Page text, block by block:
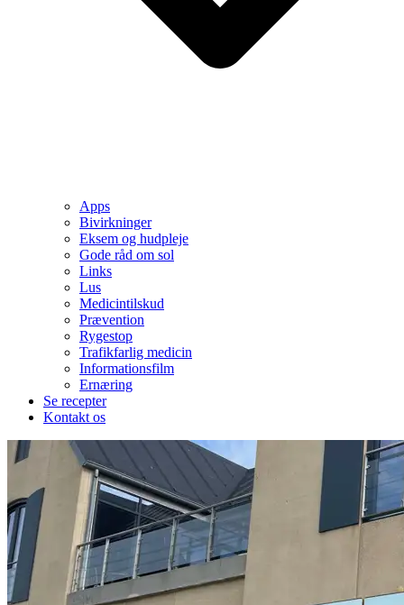
Apps
Bivirkninger
Eksem og hudpleje
Gode råd om sol
Links
Lus
Medicintilskud
Prævention
Rygestop
Trafikfarlig medicin
Informationsfilm
Ernæring
Se recepter
Kontakt os